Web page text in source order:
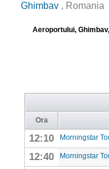
Ghimbav , Romania
Aeroportului,
Ora
12:10 Morningstar
12:40 Morningstar